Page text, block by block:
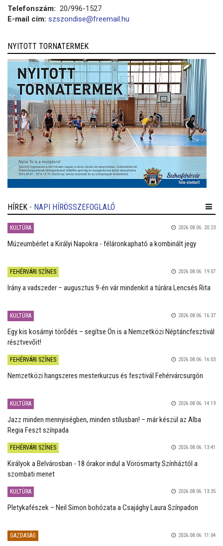
Telefonszám: 20/996-1527
E-mail cím: szszondise@freemail.hu
NYITOTT TORNATERMEK
HÍREK - NAPI HÍRÖSSZEFOGLALÓ
KULTÚRA 2026.08.06. 20:23
Múzeumbérlet a Királyi Napokra - féláronkapható a kombinált jegy
FEHÉRVÁRI SZÍNES 2026.08.06. 19:07
Irány a vadszeder – augusztus 9-én vár mindenkit a túrára Lencsés Rita
KULTÚRA 2026.08.06. 16:37
Egy kis kosárnyi törődés – segítse Ön is a Nemzetközi Néptáncfesztivál
résztvevőit!
FEHÉRVÁRI SZÍNES 2026.08.06. 16:03
Nemzetközi hangszeres mesterkurzus és fesztivál Fehérvárcsurgón
KULTÚRA 2026.08.06. 14:19
Jazz minden mennyiségben, minden stílusban! – már készül az Alba
Regia Feszt színpada
FEHÉRVÁRI SZÍNES 2026.08.06. 13:41
Királyok a Belvárosban - 18 órakor indul a Vörösmarty Színháztól a
szombati menet
KULTÚRA 2026.08.06. 13:35
Pletykafészek – Neil Simon bohózata a Csajághy Laura Színpadon
GAZDASÁG 2026.08.06. 11:04